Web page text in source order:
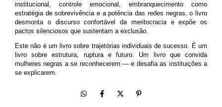
institucional, controle emocional, embranquecimento como
estratégia de sobrevivência e a potência das redes negras, o livro
desmonta o discurso confortável da meritocracia e expõe os
pactos silenciosos que sustentam a exclusão.
Este não é um livro sobre trajetórias individuais de sucesso. É um
livro sobre estrutura, ruptura e futuro. Um livro que convida
mulheres negras a se reconhecerem — e desafia as instituições a
se explicarem.